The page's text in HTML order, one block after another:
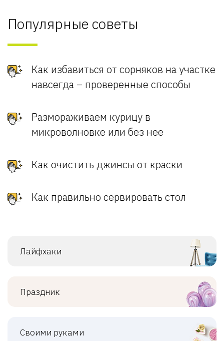
Популярные советы
Как избавиться от сорняков на участке
навсегда – проверенные способы
Размораживаем курицу в
микроволновке или без нее
Как очистить джинсы от краски
Как правильно сервировать стол
Лайфхаки
Праздник
Своими руками